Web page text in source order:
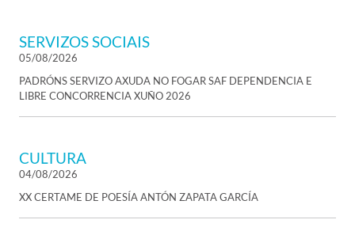
SERVIZOS SOCIAIS
05/08/2026
PADRÓNS SERVIZO AXUDA NO FOGAR SAF DEPENDENCIA E
LIBRE CONCORRENCIA XUÑO 2026
CULTURA
04/08/2026
XX CERTAME DE POESÍA ANTÓN ZAPATA GARCÍA